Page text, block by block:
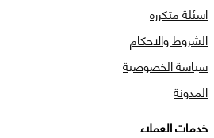
اسئلة متكرره
الشروط والاحكام
سياسة الخصوصية
المدونة
خدمات العملاء